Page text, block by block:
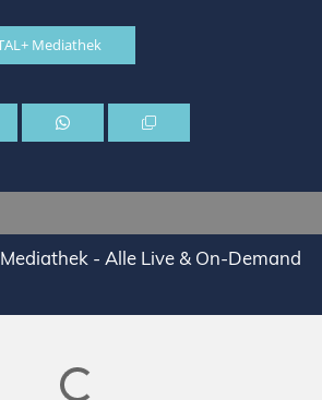
Mediathek
Mediathek - Alle Live & On-Demand